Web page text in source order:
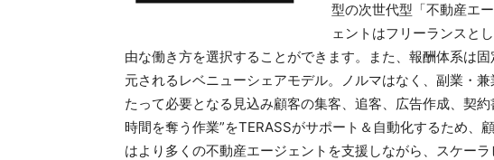
型の次世代型「不動産エ
ェントはフリーランスと
由な働き方を選択することができます。また、報酬体系は
元されるレベニューシェアモデル。ノルマはなく、副業・
たって必要となる見込み顧客の集客、追客、広告作成、契
時間を奪う作業”をTERASSがサポート＆自動化するため、
はより多くの不動産エージェントを支援しながら、スケー